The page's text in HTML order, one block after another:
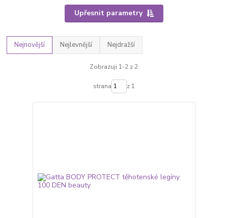
Upřesnit parametry
Nejnovější Nejlevnější Nejdražší
Zobrazuji 1-2 z 2
strana z 1